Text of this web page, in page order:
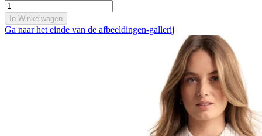
In Winkelwagen
Ga naar het einde van de afbeeldingen-gallerij